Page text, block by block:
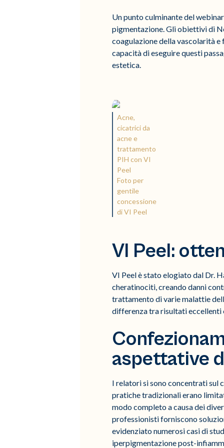
Un punto culminante del
pigmentazione. Gli obiettivi di
coagulazione della vascolarità
capacità di eseguire questi
estetica.
Acne,
cicatrici da
acne e
trattamento
PIH con VI
Peel
Foto per
gentile
concessione
di VI Peel
VI Peel:
VI Peel è stato elogiato dal Dr.
cheratinociti, creando danni
trattamento di varie malattie
differenza tra risultati eccellenti
aspettative
I relatori si sono concentrati sul
pratiche tradizionali erano
modo completo a causa dei
professionisti forniscono
evidenziato numerosi casi di
iperpigmentazione post-